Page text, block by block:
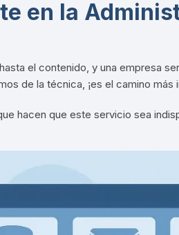
en la
el contenido, y una empresa
de la técnica, ¡es el camino más
hacen que este servicio sea